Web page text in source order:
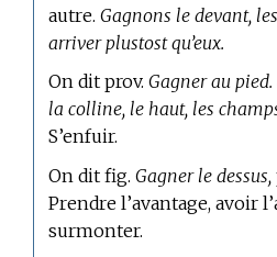
autre.Gagnons le devant,
arriver plustost qu’eux.
On dit prov.Gagner au
la colline, le haut, les
S’enfuir.
On dit fig.Gagner le dessus,
Prendre l’avantage, avoir
surmonter.